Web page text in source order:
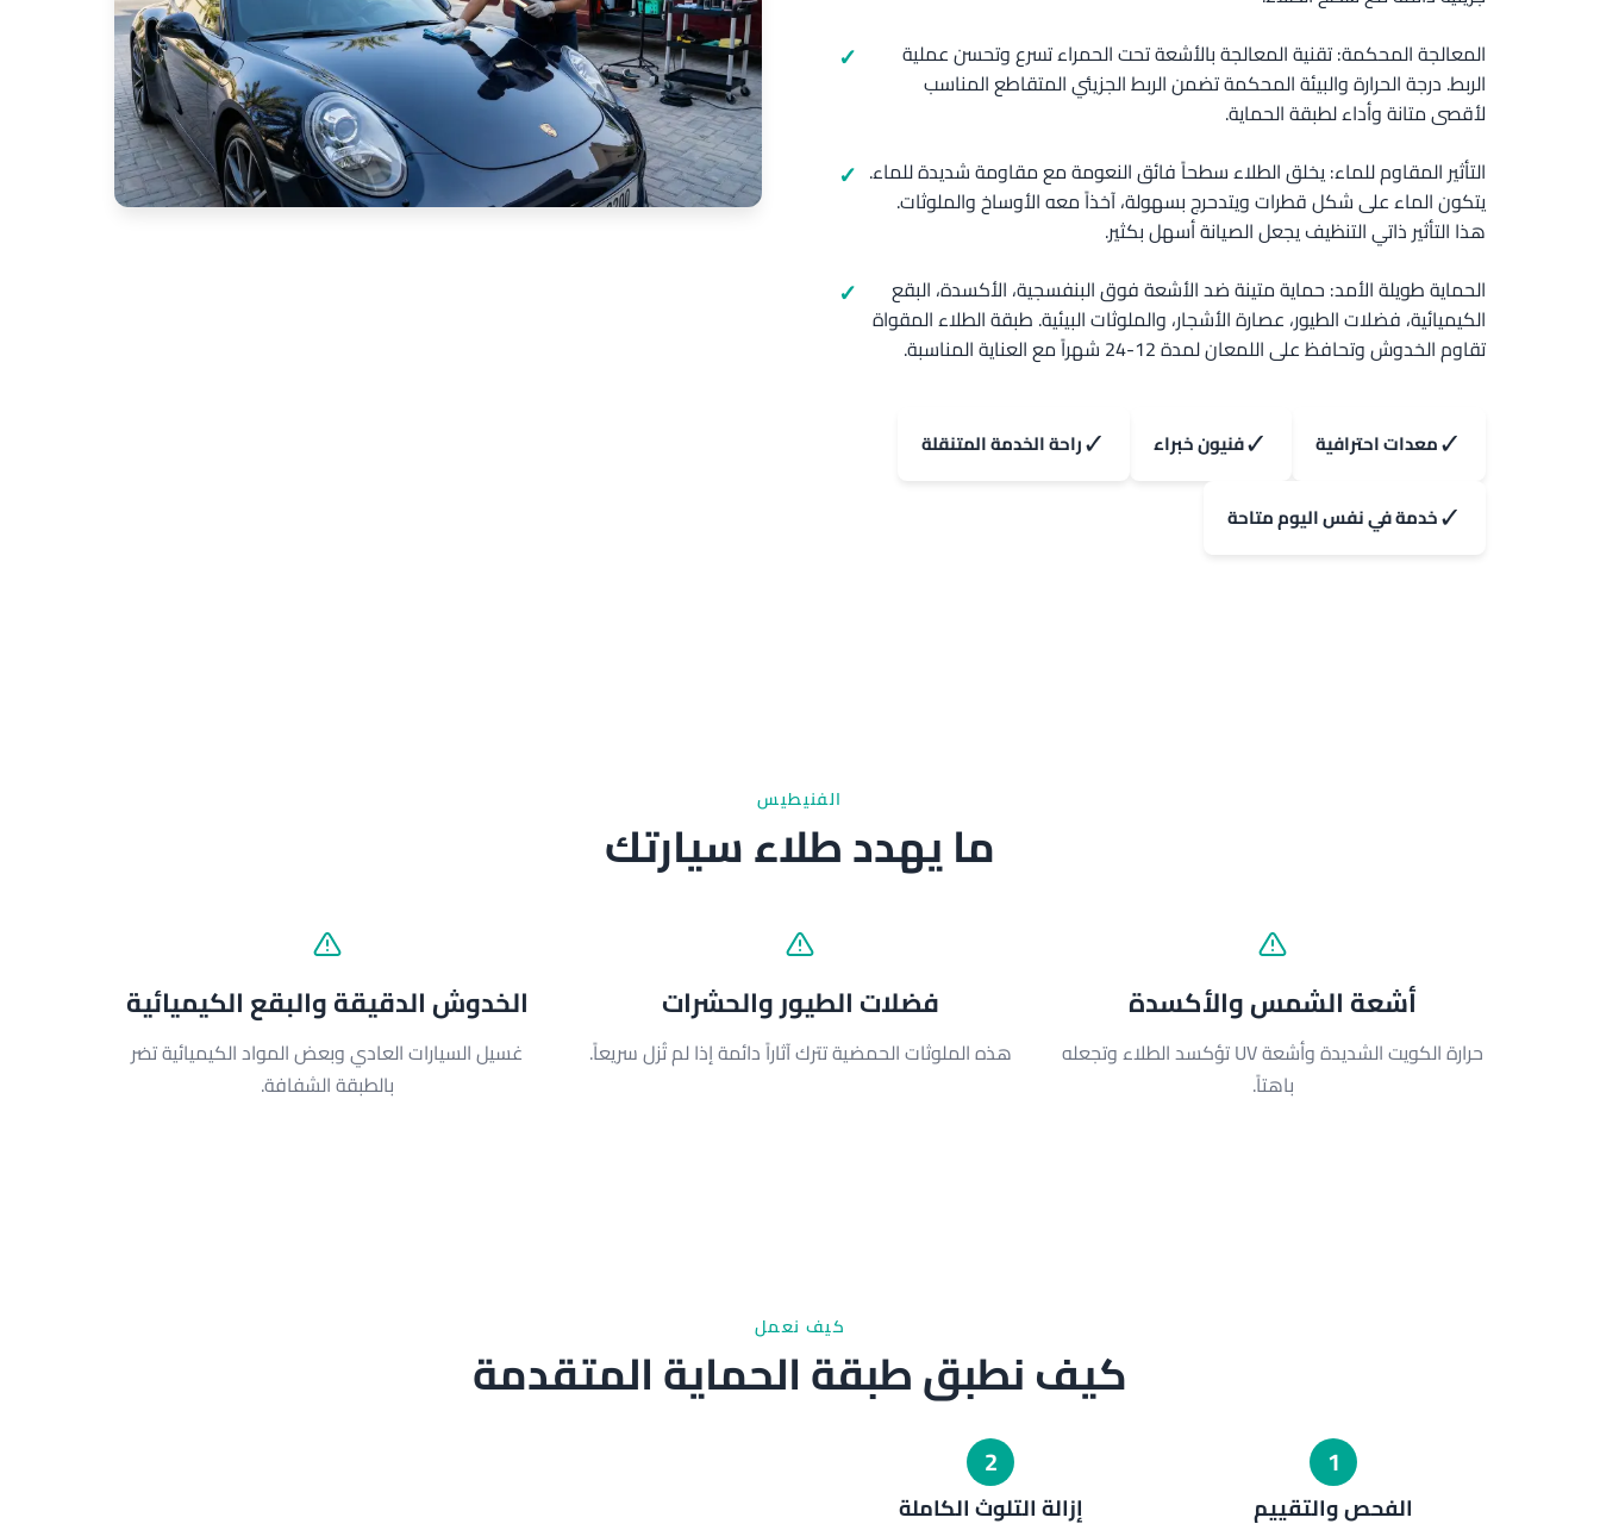
المعالجة المحكمة: تقنية المعالجة بالأشعة تحت الحمراء تسرع وتحسن عملية
الربط. درجة الحرارة والبيئة المحكمة تضمن الربط الجزيئي المتقاطع المناسب
لأقصى متانة وأداء لطبقة الحماية.
التأثير المقاوم للماء: يخلق الطلاء سطحاً فائق النعومة مع مقاومة شديدة للماء.
يتكون الماء على شكل قطرات ويتدحرج بسهولة، آخذاً معه الأوساخ والملوثات.
هذا التأثير ذاتي التنظيف يجعل الصيانة أسهل بكثير.
الحماية طويلة الأمد: حماية متينة ضد الأشعة فوق البنفسجية، الأكسدة، البقع
الكيميائية، فضلات الطيور، عصارة الأشجار، والملوثات البيئية. طبقة الطلاء المقواة
تقاوم الخدوش وتحافظ على اللمعان لمدة 12-24 شهراً مع العناية المناسبة.
✓معدات احترافية ✓فنيون خبراء ✓راحة الخدمة المتنقلة
✓خدمة في نفس اليوم متاحة
الفنيطيس
ما يهدد طلاء سيارتك
أشعة الشمس والأكسدة
حرارة الكويت الشديدة وأشعة UV تؤكسد الطلاء وتجعله
باهتاً.
فضلات الطيور والحشرات
هذه الملوثات الحمضية تترك آثاراً دائمة إذا لم تُزل سريعاً.
الخدوش الدقيقة والبقع الكيميائية
غسيل السيارات العادي وبعض المواد الكيميائية تضر
بالطبقة الشفافة.
كيف نعمل
كيف نطبق طبقة الحماية المتقدمة
1
الفحص والتقييم
2
إزالة التلوث الكاملة